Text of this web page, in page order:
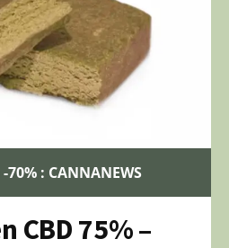
70% : CANNANEWS
CBD 75% –